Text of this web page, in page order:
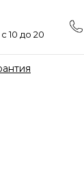
10 до 20